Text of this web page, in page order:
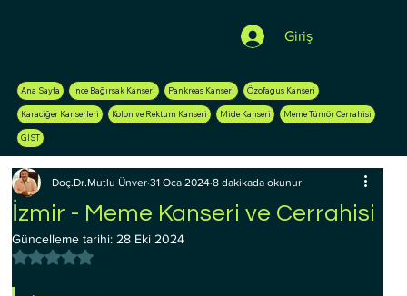
Giriş
Ana Sayfa İnce Bağırsak Kanseri Pankreas Kanseri Özofagus Kanseri
Karaciğer Kanserleri Kolon ve Rektum Kanseri Mide Kanseri Meme Tümör Cerrahisi
GIST
İzmir - Meme Kanseri ve Cerrahisi
Doç.Dr.Mutlu Ünver 31 Oca 2024 8 dakikada okunur
Güncelleme tarihi:28 Eki 2024
5 üzerinden NaN yıldız